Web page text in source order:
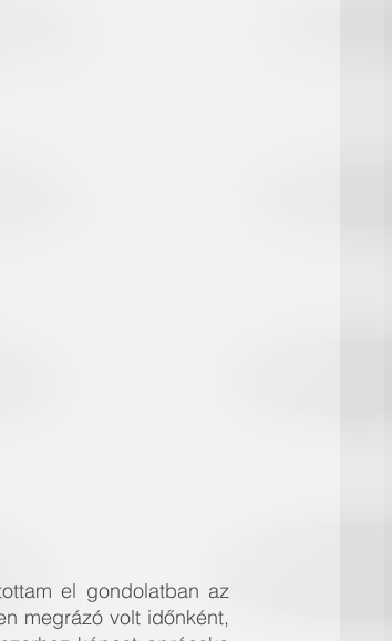
el gondolatban az
megrázó volt időnként,